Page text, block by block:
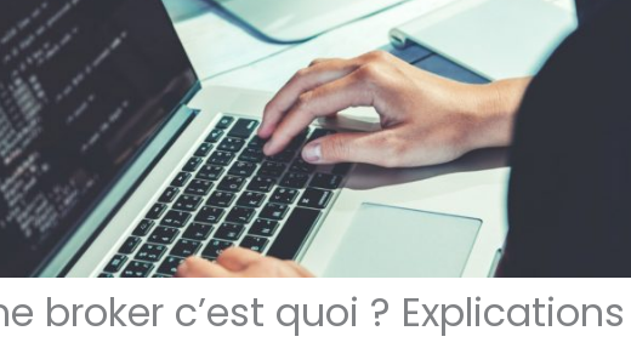
broker c’est quoi ? Explications